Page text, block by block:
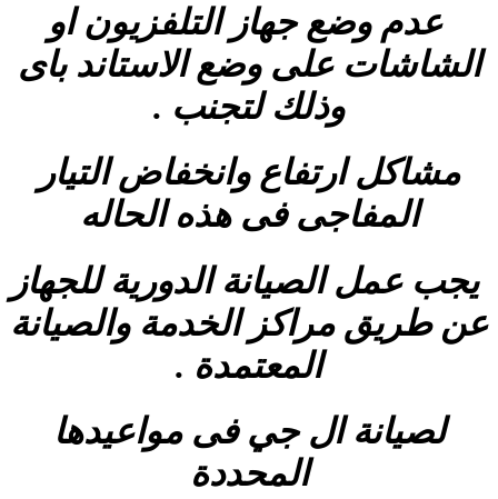
عدم وضع جهاز التلفزيون او
الشاشات على وضع الاستاند باى
وذلك لتجنب .
مشاكل ارتفاع وانخفاض التيار
المفاجى فى هذه الحاله
يجب عمل الصيانة الدورية للجهاز
عن طريق مراكز الخدمة والصيانة
المعتمدة .
لصيانة ال جي فى مواعيدها
المحددة